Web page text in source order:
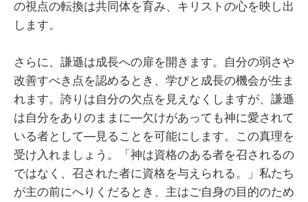
の視点の転換は共同体を育み、キリストの心を映し出
します。
さらに、謙遜は成長への扉を開きます。自分の弱さや
改善すべき点を認めるとき、学びと成長の機会が生ま
れます。誇りは自分の欠点を見えなくしますが、謙遜
は自分をありのままに―欠けがあっても神に愛されて
いる者として―見ることを可能にします。この真理を
受け入れましょう。「神は資格のある者を召されるの
ではなく、召された者に資格を与えられる。」私たち
が主の前にへりくだるとき、主はご自身の目的のため